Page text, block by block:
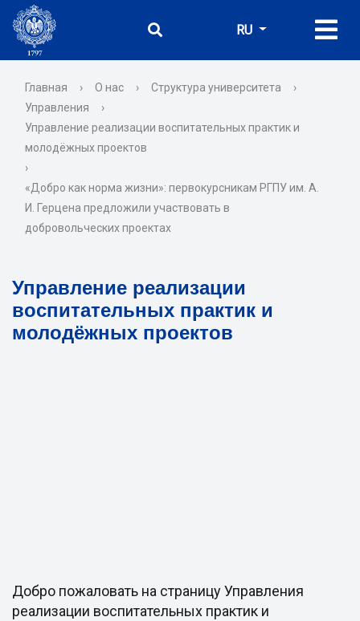
RU
Главная › О нас › Структура университета
›
Управления
›
Управление реализации воспитательных практик и
молодёжных проектов
›
«Добро как норма жизни»: первокурсникам РГПУ им. А.
И. Герцена предложили участвовать в
добровольческих проектах
Управление реализации
воспитательных практик и
молодёжных проектов
Добро пожаловать на страницу Управления
реализации воспитательных практик и